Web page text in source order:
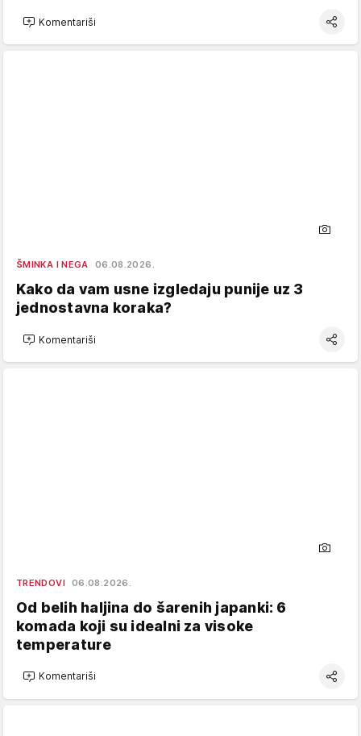
Komentariši
ŠMINKA I NEGA 06.08.2026.
Kako da vam usne izgledaju punije uz 3
jednostavna koraka?
Komentariši
TRENDOVI 06.08.2026.
Od belih haljina do šarenih japanki: 6
komada koji su idealni za visoke
temperature
Komentariši